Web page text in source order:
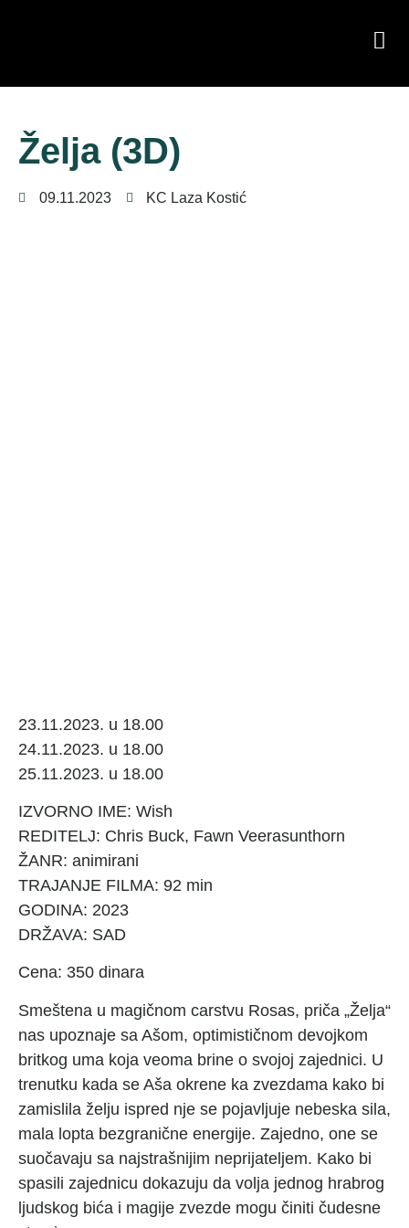
Želja (3D)
09.11.2023 KC Laza Kostić
23.11.2023. u 18.00
24.11.2023. u 18.00
25.11.2023. u 18.00
IZVORNO IME: Wish
REDITELJ: Chris Buck, Fawn Veerasunthorn
ŽANR: animirani
TRAJANJE FILMA: 92 min
GODINA: 2023
DRŽAVA: SAD
Cena: 350 dinara
Smeštena u magičnom carstvu Rosas, priča „Želja“
nas upoznaje sa Ašom, optimističnom devojkom
britkog uma koja veoma brine o svojoj zajednici. U
trenutku kada se Aša okrene ka zvezdama kako bi
zamislila želju ispred nje se pojavljuje nebeska sila,
mala lopta bezgranične energije. Zajedno, one se
suočavaju sa najstrašnijim neprijateljem. Kako bi
spasili zajednicu dokazuju da volja jednog hrabrog
ljudskog bića i magije zvezde mogu činiti čudesne